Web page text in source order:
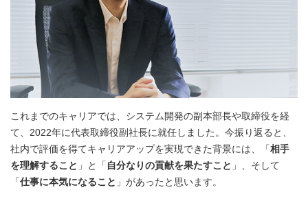
これまでのキャリアでは、システム開発の副本部長や取締役を経
て、2022年に代表取締役副社長に就任しました。今振り返ると、
社内で評価を得てキャリアアップを実現できた背景には、「相手
を理解すること 」と「 自分なりの貢献を果たすこと 」、そして
「仕事に本気になること 」があったと思います。